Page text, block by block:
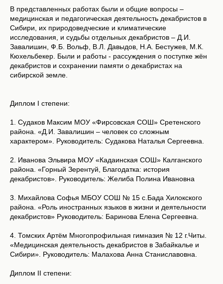
В представленных работах были и общие вопросы –
медицинская и педагогическая деятельность декабристов в
Сибири, их природоведческие и климатические
исследования, и судьбы отдельных декабристов – Д.И.
Завалишин, Ф.Б. Вольф, В.Л. Давыдов, Н.А. Бестужев, М.К.
Кюхельбекер. Были и работы - рассуждения о поступке жён
декабристов и сохранении памяти о декабристах на
сибирской земле.
Диплом I степени:
1. Судаков Максим МОУ «Фирсовская СОШ» Сретенского
района. «Д.И. Завалишин – человек со сложным
характером». Руководитель: Судакова Наталья Сергеевна.
2. Иванова Эльвира МОУ «Кадаинская СОШ» Калганского
района. «Горный Зерентуй, Благодатка: история
декабристов». Руководитель: Желиба Полина Ивановна
3. Михайлова Софья МБОУ СОШ № 15 с.Бада Хилокского
района. «Роль иностранных языков в жизни и деятельности
декабристов» Руководитель: Баринова Елена Сергеевна.
4. Томских Артём Многопрофильная гимназия № 12 г.Читы.
«Медицинская деятельность декабристов в Забайкалье и
Сибири». Руководитель: Малахова Анна Станиславовна.
Диплом II степени: